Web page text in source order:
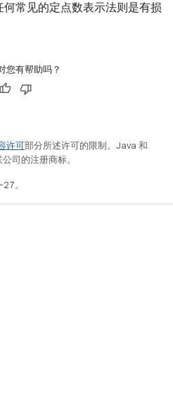
常见的定点数表示法则是有损
您有帮助吗？
许可部分所述许可的限制。Java 和
司的注册商标。
。